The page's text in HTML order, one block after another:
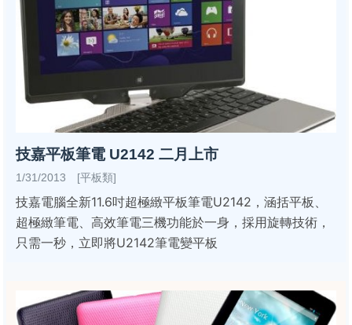
技嘉平板筆電 U2142 二月上市
1/31/2013 [平板類]
技嘉電腦全新11.6吋超極緻平板筆電U2142，涵括平板、
超極緻筆電、高效筆電三機功能於一身，採用旋轉技術，
只需一秒，立即將U2142筆電變平板